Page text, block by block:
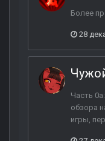
Более
28
Часть
обзора
игры,